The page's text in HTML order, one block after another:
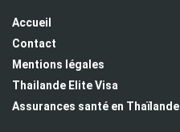
Accueil
Contact
Mentions légales
Thailande Elite Visa
Assurances santé en Thaïlande